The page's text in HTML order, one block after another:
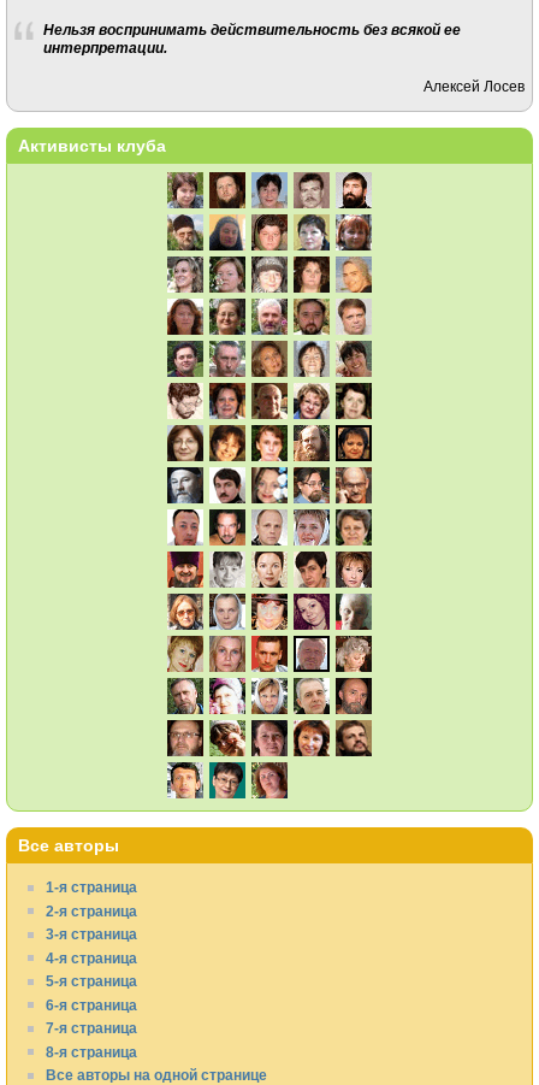
Нельзя воспринимать действительность без всякой ее
интерпретации.
Алексей Лосев
Активисты клуба
Все авторы
1-я страница
2-я страница
3-я страница
4-я страница
5-я страница
6-я страница
7-я страница
8-я страница
Все авторы на одной странице